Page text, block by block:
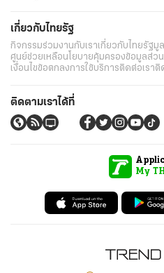
เกี่ยวกับไทยรัฐ
กิจกรรมร่วมงานกับเราเกี่ยวกับไทยรัฐมู
ศูนย์ช่วยเหลือนโยบายคุ้มครองข้อมูลส่ว
เงื่อนไขข้อตกลงการใช้บริการติดต่อเราติ
ติดตามเราได้ที่
My